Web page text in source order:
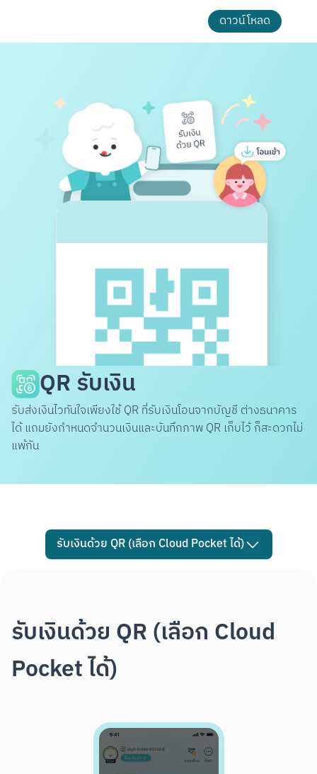
ดาวน์โหลด
QR รับเงิน
รับส่งเงินไวทันใจเพียงใช้ QR ที่รับเงินโอนจากบัญชี ต่างธนาคาร
ได้ แถมยังกำหนดจำนวนเงินและบันทึกภาพ QR เก็บไว้ ก็สะดวกไม่
แพ้กัน
รับเงินด้วย QR (เลือก Cloud Pocket ได้)
รับเงินด้วย QR (เลือก Cloud
Pocket ได้)